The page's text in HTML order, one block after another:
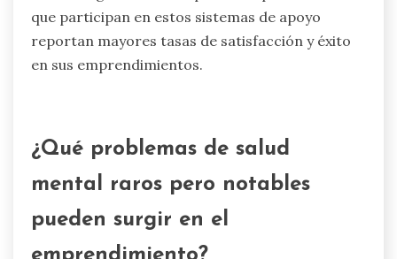
Los programas de mentoría proporcionan
orientación y apoyo de emprendedores
experimentados, fomentando la confianza y la
acceso a financiamiento, como subvenciones y
préstamos diseñados para mujeres, permite el
mental, incluyendo talleres y asesoramiento,
ayudan a gestionar el estrés y prevenir el